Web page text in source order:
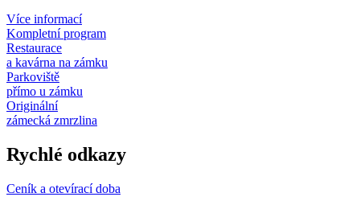
Více informací
Kompletní program
Restaurace
a kavárna na zámku
Parkoviště
přímo u zámku
Originální
zámecká zmrzlina
Rychlé odkazy
Ceník a otevírací doba